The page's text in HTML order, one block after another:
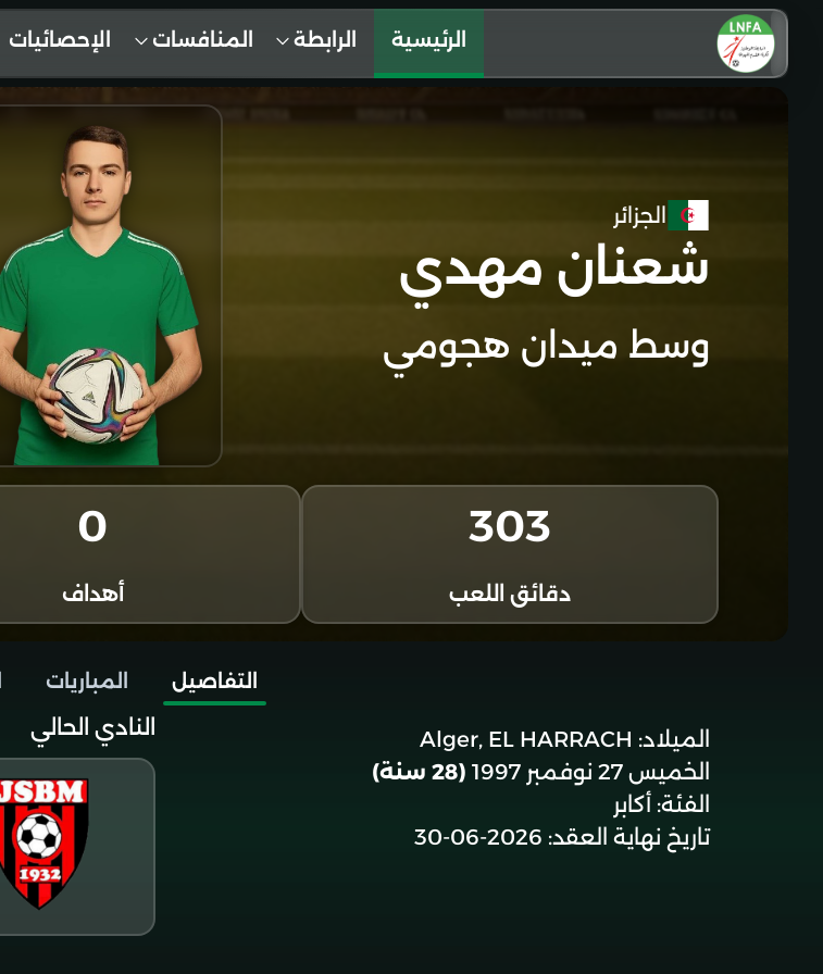
الرئيسية الرابطة المنافسات الإحصائيات
الجزائر
شعنان مهدي
وسط ميدان هجومي
303
دقائق اللعب
0
أهداف
التفاصيل المباريات
الميلاد: Alger, EL HARRACH
الخميس 27 نوفمبر 1997
(28 سنة)
الفئة: أكابر
تاريخ نهاية العقد: 2026-06-30
النادي الحالي